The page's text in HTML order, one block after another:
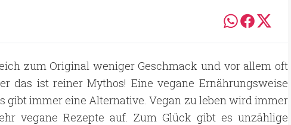
zum Original weniger Geschmack und vor allem oft
das ist reiner Mythos! Eine vegane Ernährungsweise
gibt immer eine Alternative. Vegan zu leben wird immer
vegane Rezepte auf. Zum Glück gibt es unzählige